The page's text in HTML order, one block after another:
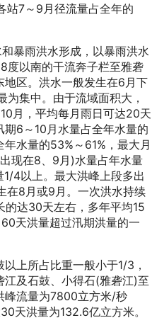
站7～9月径流量占全年的
暴雨洪水形成，以暴雨洪水
度以南的干流奔子栏至雅砻
区。洪水一般发生在6月下
集中。由于流域面积大，
月，平均每月雨日可达20天
6～10月水量占全年水量的
水量的53%～61%，最大月
现在8、9月)水量占年水量
4以上。最大洪峰上段多出
在8月或9月。一次洪水持续
的达30天左右，多年平均15
天洪量超过汛期洪量的一
上所占比重一般小于1/3，
及石鼓、小得石(雅砻江)至
峰流量为7800立方米/秒
天洪量为132.6亿立方米。